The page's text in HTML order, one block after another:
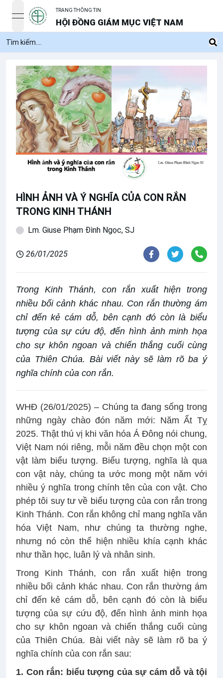
open navigation menu
TRANG THÔNG TIN
HỘI ĐỒNG GIÁM MỤC VIỆT NAM
HÌNH ẢNH VÀ Ý NGHĨA CỦA CON RẮN
TRONG KINH THÁNH
Lm. Giuse Phạm Đình Ngọc, SJ
26/01/2025
Trong Kinh Thánh, con rắn xuất hiện trong
nhiều bối cảnh khác nhau. Con rắn thường ám
chỉ đến kẻ cám dỗ, bên cạnh đó còn là biểu
tượng của sự cứu độ, đến hình ảnh minh họa
cho sự khôn ngoan và chiến thắng cuối cùng
của Thiên Chúa. Bài viết này sẽ làm rõ ba ý
nghĩa chính của con rắn.
WHĐ (26/01/2025) – Chúng ta đang sống trong
những ngày chào đón năm mới: Năm Ất Tỵ
2025. Thật thú vị khi văn hóa Á Đông nói chung,
Việt Nam nói riêng, mỗi năm đều chọn một con
vật làm biểu tượng. Biểu tượng, nghĩa là qua
con vật này, chúng ta ước mong một năm với
nhiều ý nghĩa trong chính tên của con vật. Cho
phép tôi suy tư về biểu tượng của con rắn trong
Kinh Thánh. Con rắn không chỉ mang nghĩa văn
hóa Việt Nam, như chúng ta thường nghe,
nhưng nó còn thể hiện nhiều khía cạnh khác
như thần học, luân lý và nhân sinh.
Trong Kinh Thánh, con rắn xuất hiện trong
nhiều bối cảnh khác nhau. Con rắn thường ám
chỉ đến kẻ cám dỗ, bên cạnh đó còn là biểu
tượng của sự cứu độ, đến hình ảnh minh họa
cho sự khôn ngoan và chiến thắng cuối cùng
của Thiên Chúa. Bài viết này sẽ làm rõ ba ý
nghĩa chính của con rắn sau:
1. Con rắn: biểu tượng của sự cám dỗ và tội